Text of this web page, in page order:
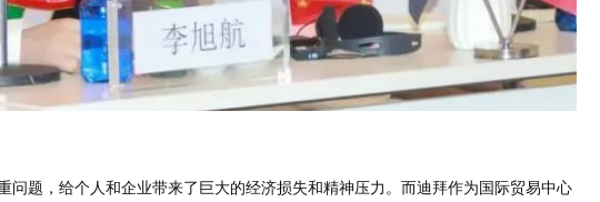
问题，给个人和企业带来了巨大的经济损失和精神压力。而迪拜作为国际贸易中心